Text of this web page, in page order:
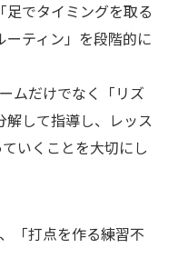
足でタイミングを取る
ティン」を段階的に
ムだけでなく「リズ
解して指導し、レッス
いくことを大切にし
「打点を作る練習不